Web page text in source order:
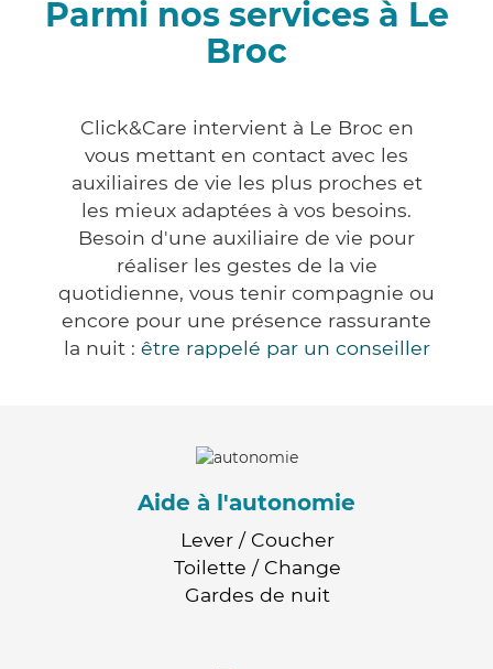
Parmi nos services à Le
Broc
Click&Care intervient à Le Broc en
vous mettant en contact avec les
auxiliaires de vie les plus proches et
les mieux adaptées à vos besoins.
Besoin d'une auxiliaire de vie pour
réaliser les gestes de la vie
quotidienne, vous tenir compagnie ou
encore pour une présence rassurante
la nuit : être rappelé par un conseiller
Aide à l'autonomie
Lever / Coucher
Toilette / Change
Gardes de nuit